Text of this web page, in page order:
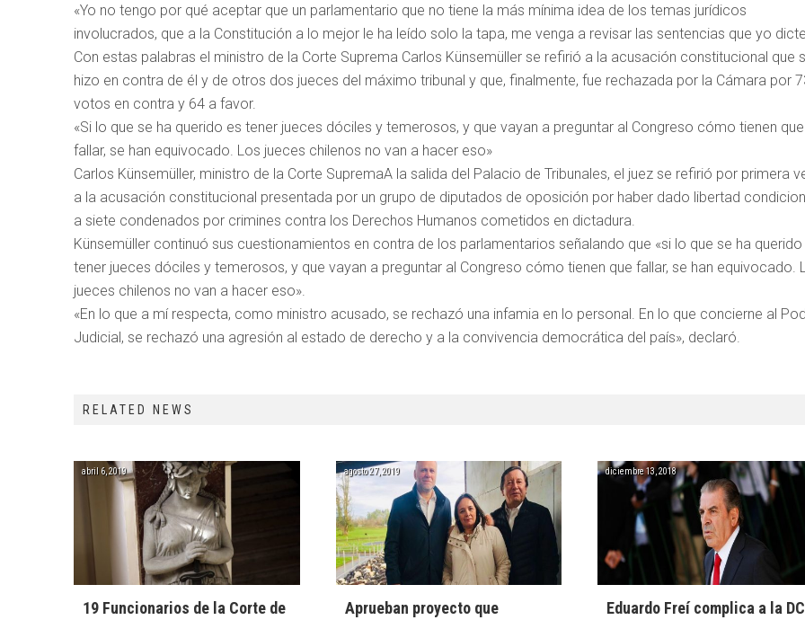
«Yo no tengo por qué aceptar que un parlamentario que no tiene la más mínima idea de los temas jurídicos
involucrados, que a la Constitución a lo mejor le ha leído solo la tapa, me venga a revisar las sentencias que yo
Con estas palabras el ministro de la Corte Suprema Carlos Künsemüller se refirió a la acusación constitucional que
hizo en contra de él y de otros dos jueces del máximo tribunal y que, finalmente, fue rechazada por la Cámara por
votos en contra y 64 a favor.
«Si lo que se ha querido es tener jueces dóciles y temerosos, y que vayan a preguntar al Congreso cómo tienen que
fallar, se han equivocado. Los jueces chilenos no van a hacer eso»
Carlos Künsemüller, ministro de la Corte SupremaA la salida del Palacio de Tribunales, el juez se refirió por primera
a la acusación constitucional presentada por un grupo de diputados de oposición por haber dado libertad
a siete condenados por crimines contra los Derechos Humanos cometidos en dictadura.
Künsemüller continuó sus cuestionamientos en contra de los parlamentarios señalando que «si lo que se ha querido
tener jueces dóciles y temerosos, y que vayan a preguntar al Congreso cómo tienen que fallar, se han equivocado.
jueces chilenos no van a hacer eso».
«En lo que a mí respecta, como ministro acusado, se rechazó una infamia en lo personal. En lo que concierne al
Judicial, se rechazó una agresión al estado de derecho y a la convivencia democrática del país», declaró.
RELATED NEWS
abril 6, 2019
19 Funcionarios de la Corte de
agosto 27, 2019
Aprueban proyecto que
diciembre 13, 2018
Eduardo Freí complica a la DC